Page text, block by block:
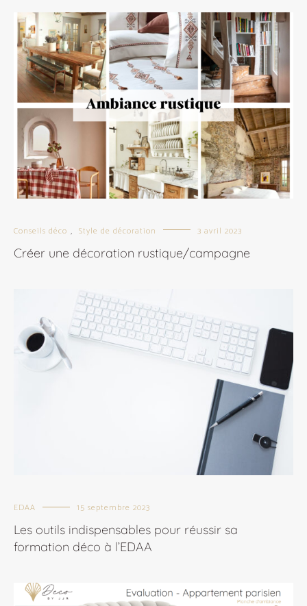
Conseils déco Style de décoration 3 avril 2023
Créer une décoration rustique/campagne
EDAA 15 septembre 2023
Les outils indispensables pour réussir sa
formation déco à l’EDAA